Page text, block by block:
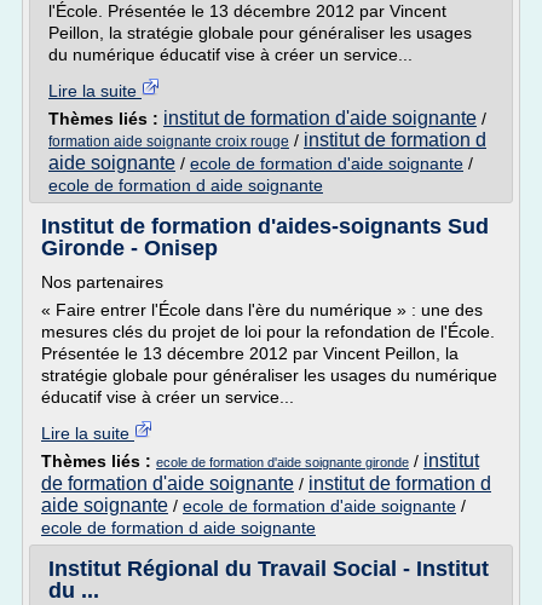
l'École. Présentée le 13 décembre 2012 par Vincent
Peillon, la stratégie globale pour généraliser les usages
du numérique éducatif vise à créer un service...
Lire la suite
Thèmes liés : institut de formation d'aide soignante /
formation aide soignante croix rouge / institut de formation d
aide soignante / ecole de formation d'aide soignante /
ecole de formation d aide soignante
Institut de formation d'aides-soignants Sud
Gironde - Onisep
Nos partenaires
« Faire entrer l'École dans l'ère du numérique » : une des
mesures clés du projet de loi pour la refondation de l'École.
Présentée le 13 décembre 2012 par Vincent Peillon, la
stratégie globale pour généraliser les usages du numérique
éducatif vise à créer un service...
Lire la suite
Thèmes liés : ecole de formation d'aide soignante gironde / institut
de formation d'aide soignante / institut de formation d
aide soignante / ecole de formation d'aide soignante /
ecole de formation d aide soignante
Institut Régional du Travail Social - Institut
du ...